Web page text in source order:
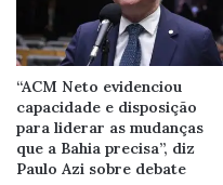
“ACM Neto evidenciou
capacidade e disposição
para liderar as mudanças
que a Bahia precisa”, diz
Paulo Azi sobre debate